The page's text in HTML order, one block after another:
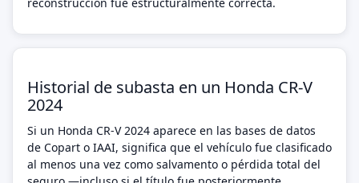
Historial de subasta en un Honda CR-V
2024
Si un Honda CR-V 2024 aparece en las bases de datos
de Copart o IAAI, significa que el vehículo fue clasificado
al menos una vez como salvamento o pérdida total del